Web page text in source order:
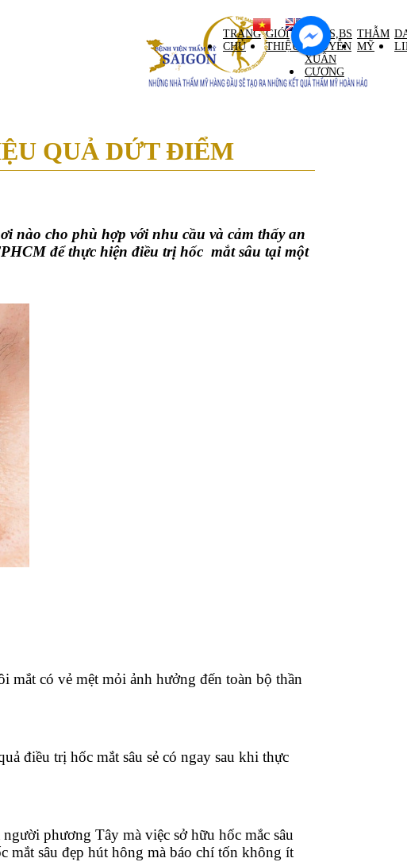
TRANG
CHỦ
GIỚI
THIỆU
GS,TS,BS
NGUYỄN
XUÂN
CƯƠNG
THẪM
MỸ
QUẢ DỨT ĐIỂM
nào cho phù hợp với nhu cầu và cảm thấy an
để thực hiện điều trị hốc mắt sâu tại một
mắt có vẻ mệt mỏi ảnh hưởng đến toàn bộ thần
điều trị hốc mắt sâu sẻ có ngay sau khi thực
phương Tây mà việc sở hữu hốc mắc sâu
sâu đẹp hút hông mà báo chí tốn không ít